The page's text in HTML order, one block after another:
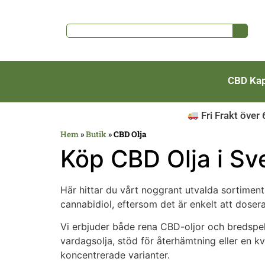
CBD
Fri Frakt över
Hem»Butik»CBD Olja
Köp CBD Olja i
Här hittar du vårt noggrant utvalda
cannabidiol, eftersom det är enkelt att
Vi erbjuder både rena CBD-oljor och
vardagsolja, stöd för återhämtning eller en
koncentrerade varianter.